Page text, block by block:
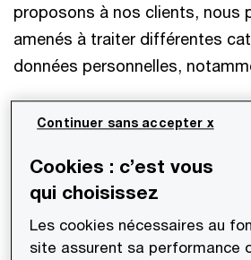
proposons à nos clients, nous
amenés à traiter différentes
données personnelles,
Données de contact ;
Activités professionnelles ;
Informations familiales ;
Cookies : c’est vous
qui choisissez
Les cookies nécessaires au
site assurent sa performance
Continuer sans accepter x